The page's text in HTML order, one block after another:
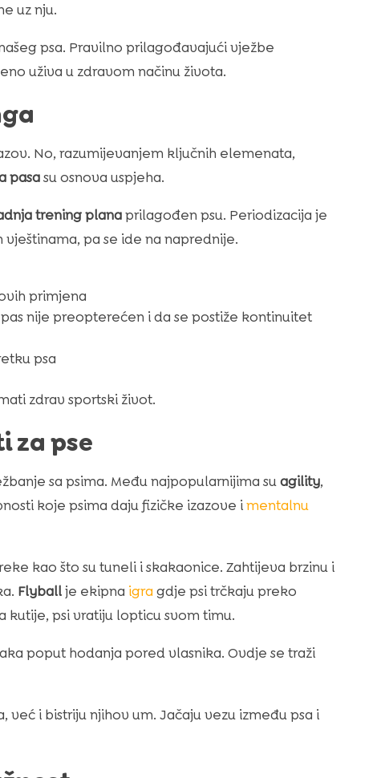
uz nju.
psa. Pravilno prilagođavajući vježbe
uživa u zdravom načinu života.
No, razumijevanjem ključnih elemenata,
pasasu osnova uspjeha.
trening planaprilagođen psu. Periodizacija je
pa se ide na naprednije.
primjena
nije preopterećen i da se postiže kontinuitet
psa
zdrav sportski život.
za pse
sa psima. Među najpopularnijima suagility,
koje psima daju fizičke izazove imentalnu
kao što su tuneli i skakaonice. Zahtijeva brzinu i
Flyballje ekipna igra gdje psi trčkaju preko
psi vratiju lopticu svom timu.
poput hodanja pored vlasnika. Ovdje se traži
već i bistriju njihov um. Jačaju vezu između psa i